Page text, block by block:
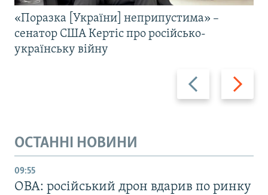
Назад Вперед
«Поразка [України] неприпустима» –
сенатор США Кертіс про російсько-
українську війну
ОСТАННІ НОВИНИ
09:55
ОВА: російський дрон вдарив по ринку